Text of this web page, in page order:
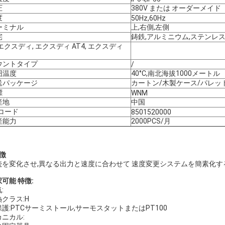
380V または オーダーメイド
50Hz,60Hz
ミナル
上,右側,左側
鋳鉄,アルミニウム,ステンレ
クスディ, エクスディ AT4, エクスディ
ントタイプ
/
温度
40°C,南北海拔1000メートル
パッケージ
カートン/木製ケース/パレッ
WNM
地
中国
ード
8501520000
能力
2000PCS/月
を変化させ,異なる出力と速度に合わせて 速度変更システムを簡素化す
可能 特徴:
:
ラス:H
護:PTCサーミストール,サーモスタットまたはPT100
ニカル: